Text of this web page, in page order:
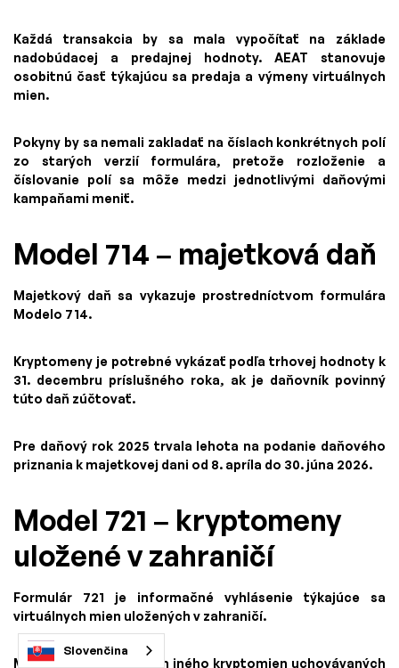
Každá transakcia by sa mala vypočítať na základe
nadobúdacej a predajnej hodnoty. AEAT stanovuje
osobitnú časť týkajúcu sa predaja a výmeny virtuálnych
mien.
Pokyny by sa nemali zakladať na číslach konkrétnych polí
zo starých verzií formulára, pretože rozloženie a
číslovanie polí sa môže medzi jednotlivými daňovými
kampaňami meniť.
Model 714 – majetková daň
Majetkový daň sa vykazuje prostredníctvom formulára
Modelo 714.
Kryptomeny je potrebné vykázať podľa trhovej hodnoty k
31. decembru príslušného roka, ak je daňovník povinný
túto daň zúčtovať.
Pre daňový rok 2025 trvala lehota na podanie daňového
priznania k majetkovej dani od 8. apríla do 30. júna 2026.
Model 721 – kryptomeny
uložené v zahraničí
Formulár 721 je informačné vyhlásenie týkajúce sa
virtuálnych mien uložených v zahraničí.
Môže sa to týkať okrem iného kryptomien uchovávaných
Slovenčina